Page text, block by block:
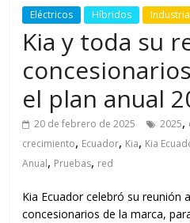
Eléctricos Híbridos Industria
Kia y toda su
el plan anual
20 de febrero de 2025 2025,
crecimiento, Ecuador, Kia, Kia
Anual, Pruebas, red
Kia Ecuador celebró su reunión
concesionarios de la marca,